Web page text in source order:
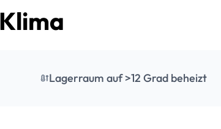
Lagerraum auf >12 Grad beheizt